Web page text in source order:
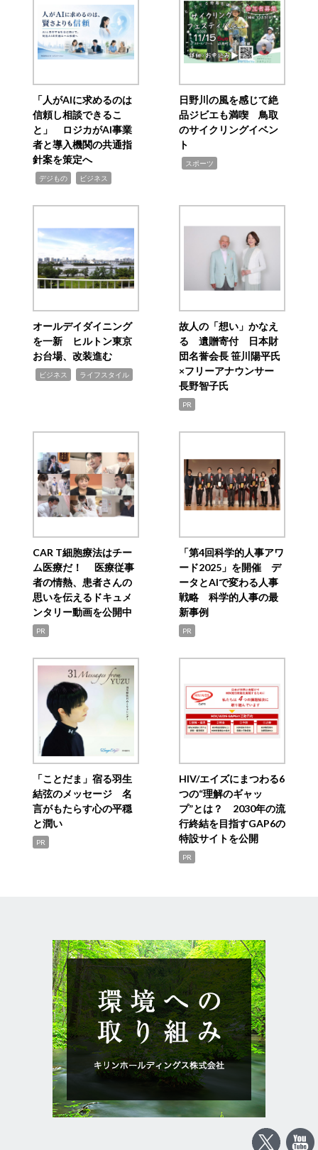
「人がAIに求めるのは
信頼し相談できるこ
と」 ロジカがAI事業
者と導入機関の共通指
針案を策定へ
デジもの ビジネス
日野川の風を感じて絶
品ジビエも満喫 鳥取
のサイクリングイベン
ト
スポーツ
オールデイダイニング
を一新 ヒルトン東京
お台場、改装進む
ビジネス ライフスタイル
故人の「想い」かなえ
る 遺贈寄付 日本財
団名誉会長 笹川陽平氏
×フリーアナウンサー
長野智子氏
PR
CAR T細胞療法はチー
ム医療だ！ 医療従事
者の情熱、患者さんの
思いを伝えるドキュメ
ンタリー動画を公開中
PR
「第4回科学的人事アワ
ード2025」を開催 デ
ータとAIで変わる人事
戦略 科学的人事の最
新事例
PR
「ことだま」宿る羽生
結弦のメッセージ 名
言がもたらす心の平穏
と潤い
PR
HIV/エイズにまつわる6
つの“理解のギャッ
プ”とは？ 2030年の流
行終結を目指すGAP6の
特設サイトを公開
PR